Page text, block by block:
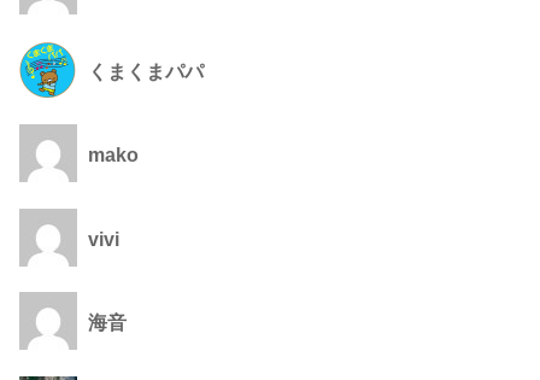
くまくまパパ
mako
vivi
海音